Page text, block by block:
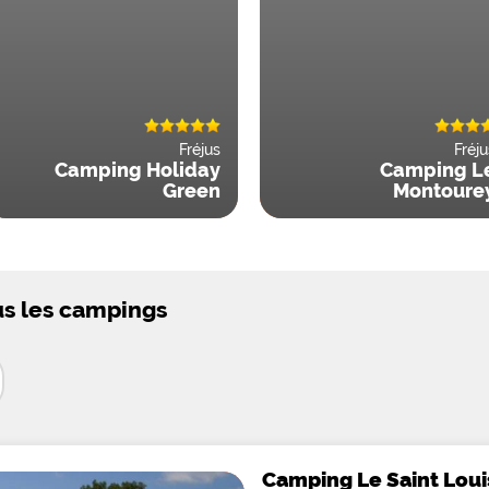
Fréjus
Camping Holiday
Green
Camping
les campings
Camping Le Saint